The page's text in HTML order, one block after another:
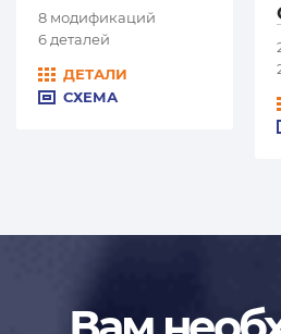
8 модификаций
6 деталей
ДЕТАЛИ
СХЕМА